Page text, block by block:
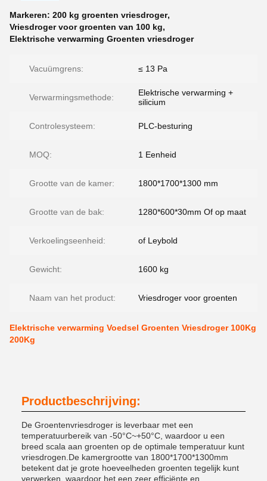
Markeren: 200 kg groenten vriesdroger,
Vriesdroger voor groenten van 100 kg,
Elektrische verwarming Groenten vriesdroger
Vacuümgrens: ≤ 13 Pa
Verwarmingsmethode:
Elektrische verwarming +
silicium
Controlesysteem: PLC-besturing
MOQ: 1 Eenheid
Grootte van de kamer: 1800*1700*1300 mm
Grootte van de bak: 1280*600*30mm Of op maat
Verkoelingseenheid: of Leybold
Gewicht: 1600 kg
Naam van het product: Vriesdroger voor groenten
Elektrische verwarming Voedsel Groenten Vriesdroger 100Kg
200Kg
Productbeschrijving:
De Groentenvriesdroger is leverbaar met een
temperatuurbereik van -50°C~+50°C, waardoor u een
breed scala aan groenten op de optimale temperatuur kunt
vriesdrogen.De kamergrootte van 1800*1700*1300mm
betekent dat je grote hoeveelheden groenten tegelijk kunt
verwerken, waardoor het een zeer efficiënte en